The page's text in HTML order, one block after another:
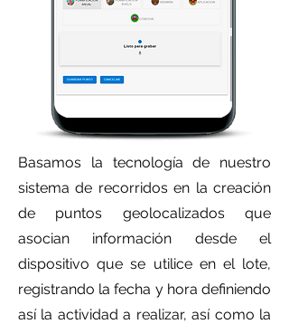
Basamos la tecnología de nuestro
sistema de recorridos en la creación
de puntos geolocalizados que
asocian información desde el
dispositivo que se utilice en el lote,
registrando la fecha y hora definiendo
así la actividad a realizar, así como la